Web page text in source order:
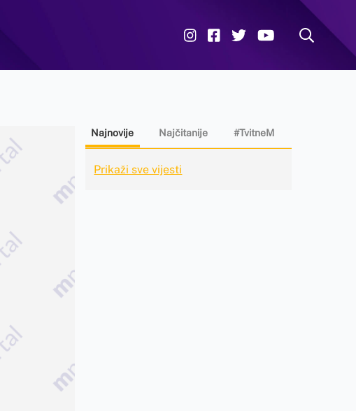
Najnovije Najčitanije #TvitneM
Prikaži sve vijesti